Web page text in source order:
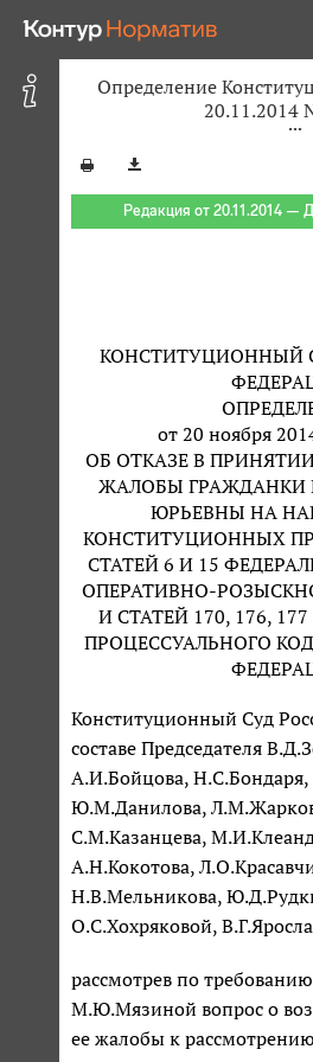
Определение
20.11.2014
Редакция от 20.11.2014 —
КОНСТИТУЦИОННЫЙ
от 20 ноября
ОБ ОТКАЗЕ В
ЖАЛОБЫ
ЮРЬЕВНЫ НА
КОНСТИТУЦИОННЫХ
СТАТЕЙ 6 И 15
ОПЕРАТИВНО-
И СТАТЕЙ 170, 176,
ПРОЦЕССУАЛЬНОГО
Конституционный Суд
составе Председателя
А.И.Бойцова, Н.С.Бондаря,
Ю.М.Данилова,
С.М.Казанцева,
А.Н.Кокотова,
Н.В.Мельникова,
О.С.Хохряковой,
рассмотрев по
М.Ю.Мязиной вопрос о
ее жалобы к